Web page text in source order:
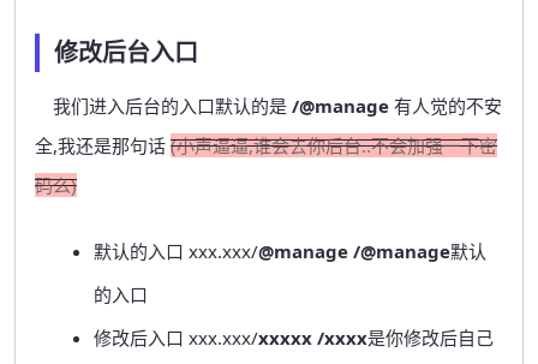
修改后台入口
我们进入后台的入口默认的是 /@manage 有人觉的不安
全,我还是那句话 (小声逼逼,谁会去你后台..不会加强一下密
码么)
默认的入口 xxx.xxx/@manage /@manage默认
的入口
修改后入口 xxx.xxx/xxxxx /xxxx是你修改后自己